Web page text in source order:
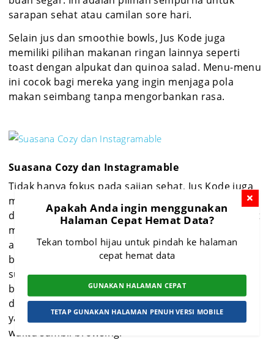
Apakah Anda ingin menggunakan
Halaman Cepat Hemat Data?
Tekan tombol hijau untuk pindah ke halaman
cepat hemat data
GUNAKAN HALAMAN CEPAT
TETAP GUNAKAN HALAMAN PENUH VERSI MOBILE
sarapan sehat atau camilan sore hari.
Selain jus dan smoothie bowls, Jus Kode juga
memiliki pilihan makanan ringan lainnya seperti
toast dengan alpukat dan quinoa salad. Menu-menu
ini cocok bagi mereka yang ingin menjaga pola
makan seimbang tanpa mengorbankan rasa.
Suasana Cozy dan Instagramable
Tidak hanya fokus pada sajian sehat, Jus Kode juga
memberikan pengalaman nongkrong yang nyaman
dan menyenangkan. Desain interior Jus Kode dibuat
modern dan minimalis dengan sentuhan elemen
alam seperti tanaman hijau yang diletakkan di
berbagai sudut ruangan. Hal ini memberikan
suasana yang menyegarkan dan cocok untuk
bersantai. Selain itu, tempat ini juga dilengkapi
dengan Wi-Fi gratis, sehingga banyak pengunjung
yang datang untuk bekerja atau sekadar menikmati
waktu sambil browsing.